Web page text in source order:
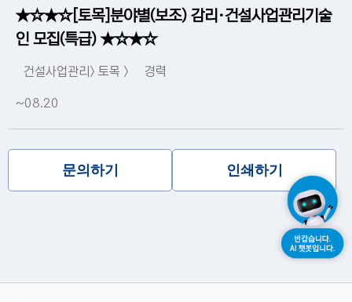
★☆★☆[토목]분야별(보조) 감리·건설사업관리기술
인 모집(특급) ★☆★☆
건설사업관리> 토목 > 경력
~08.20
문의하기 인쇄하기